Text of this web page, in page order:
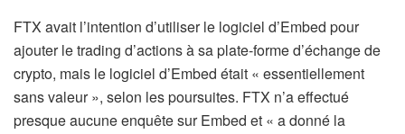
FTX avait l’intention d’utiliser le logiciel d’Embed pour
ajouter le trading d’actions à sa plate-forme d’échange de
crypto, mais le logiciel d’Embed était « essentiellement
sans valeur », selon les poursuites. FTX n’a ​​effectué
presque aucune enquête sur Embed et « a donné la